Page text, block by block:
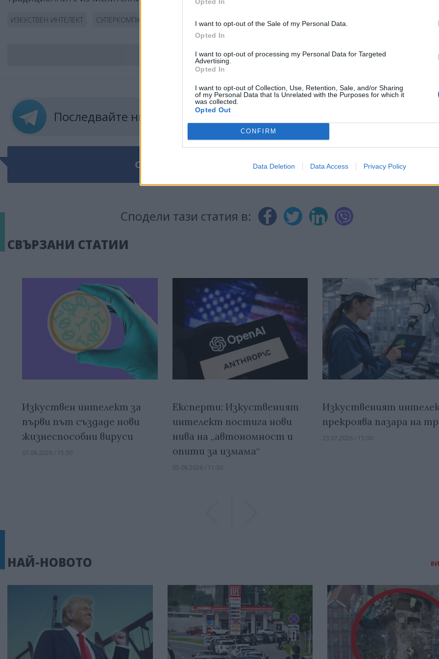
I want to opt-out of the Sale of my Personal Data.
Opted In
I want to opt-out of processing my Personal Data for Targeted
Advertising.
Opted In
I want to opt-out of Collection, Use, Retention, Sale, and/or Sharing
of my Personal Data that Is Unrelated with the Purposes for which it
was collected.
Opted Out
CONFIRM
Data Deletion Data Access Privacy Policy
ИЗКУСТВЕН ИНТЕЛЕКТ СУПЕРКОМПЮТЪР
ВСИЧКИ НОВИНИ »
Последвайте ни в ТЕЛЕГРАМ
ОЩЕ ПО ТЕМАТА facebook
Сподели тази статия в:
СВЪРЗАНИ СТАТИИ
Изкуствен интелект за
първи път създаде нови
жизнеспособни вируси
07.08.2026 / 15:30
Експерти: Изкуственият
интелект постига нови
нива на „автономност и
опити за измама“
05.08.2026 / 11:30
Изкуственият
прекроява пазара на
23.07.2026 / 15:00
НАЙ-НОВОТО